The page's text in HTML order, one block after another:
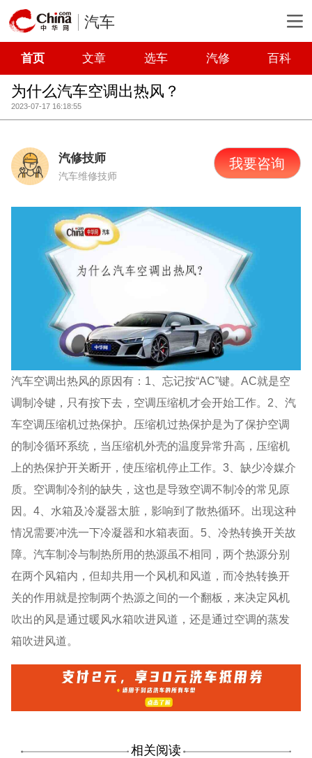
汽车
首页 文章 选车 汽修 百科
为什么汽车空调出热风？
2023-07-17 16:18:55
汽修技师
汽车维修技师
我要咨询
汽车空调出热风的原因有：1、忘记按“AC”键。AC就是空
调制冷键，只有按下去，空调压缩机才会开始工作。2、汽
车空调压缩机过热保护。压缩机过热保护是为了保护空调
的制冷循环系统，当压缩机外壳的温度异常升高，压缩机
上的热保护开关断开，使压缩机停止工作。3、缺少冷媒介
质。空调制冷剂的缺失，这也是导致空调不制冷的常见原
因。4、水箱及冷凝器太脏，影响到了散热循环。出现这种
情况需要冲洗一下冷凝器和水箱表面。5、冷热转换开关故
障。汽车制冷与制热所用的热源虽不相同，两个热源分别
在两个风箱内，但却共用一个风机和风道，而冷热转换开
关的作用就是控制两个热源之间的一个翻板，来决定风机
吹出的风是通过暖风水箱吹进风道，还是通过空调的蒸发
箱吹进风道。
相关阅读